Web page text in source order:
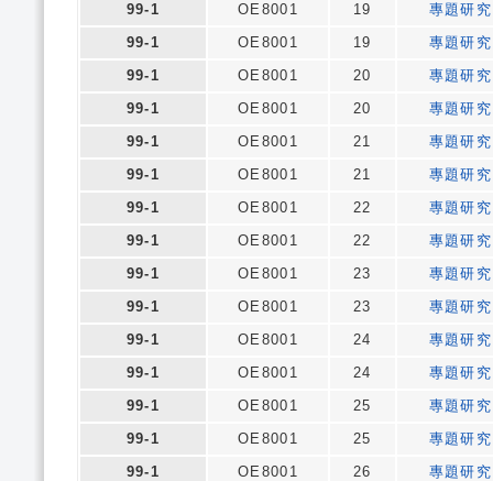
99-1
OE8001 19
專題研究
99-1
OE8001 19
專題研究
99-1
OE8001 20
專題研究
99-1
OE8001 20
專題研究
99-1
OE8001 21
專題研究
99-1
OE8001 21
專題研究
99-1
OE8001 22
專題研究
99-1
OE8001 22
專題研究
99-1
OE8001 23
專題研究
99-1
OE8001 23
專題研究
99-1
OE8001 24
專題研究
99-1
OE8001 24
專題研究
99-1
OE8001 25
專題研究
99-1
OE8001 25
專題研究
99-1
OE8001 26
專題研究